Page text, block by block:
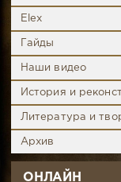
Elex
Гайды
Наши видео
История и
Литература и
Архив
ОНЛАЙН